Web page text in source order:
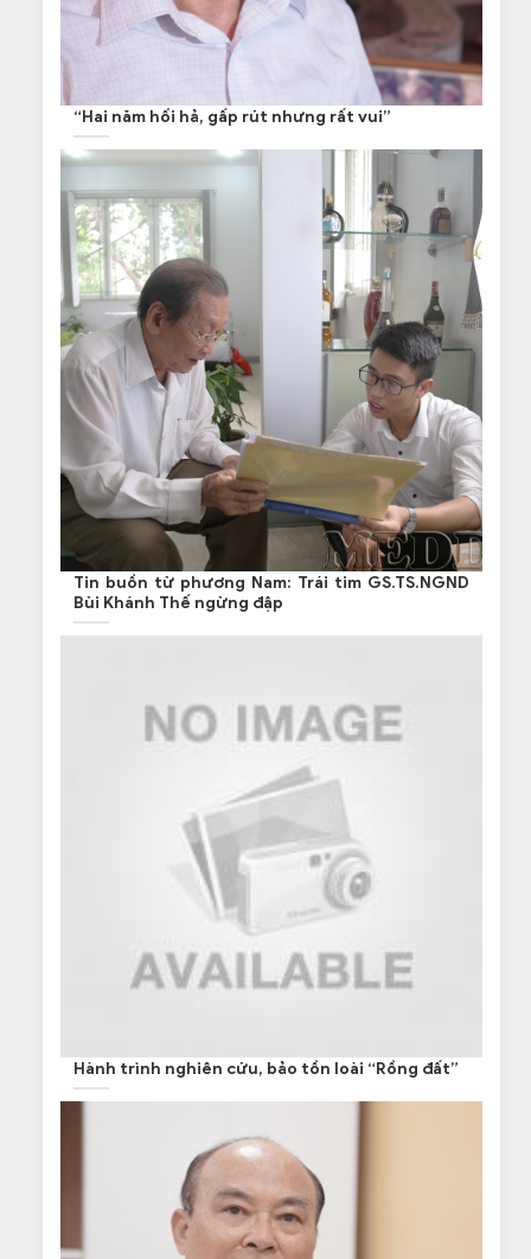
“Hai năm hối hả, gấp rút nhưng rất vui”
Tin buồn từ phương Nam: Trái tim GS.TS.NGND
Bùi Khánh Thế ngừng đập
Hành trình nghiên cứu, bảo tồn loài “Rồng đất”